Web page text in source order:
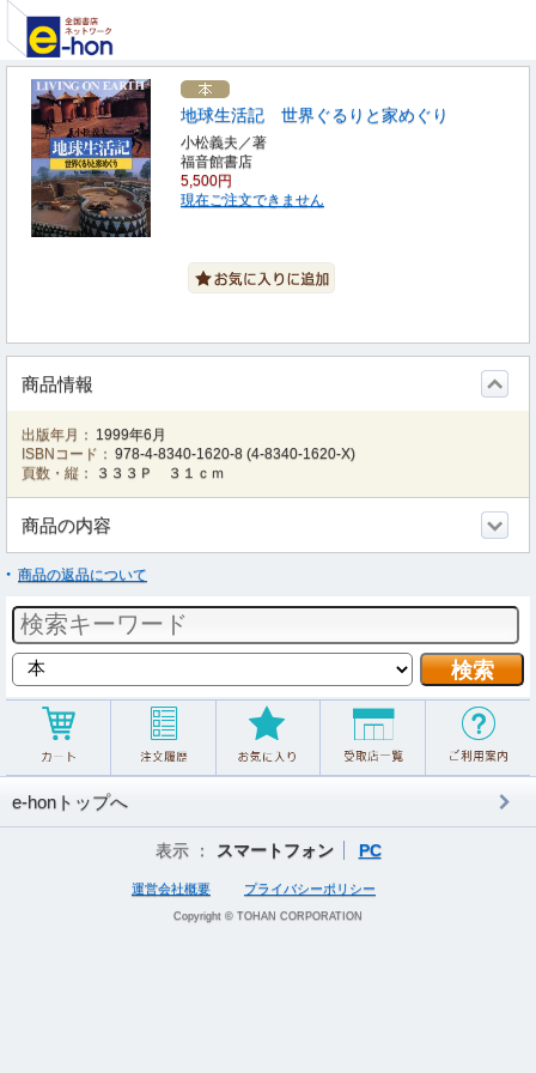
地球生活記 世界ぐるりと家めぐり
小松義夫／著
福音館書店
5,500円
現在ご注文できません
商品情報
出版年月： 1999年6月
ISBNコード： 978-4-8340-1620-8 (4-8340-1620-X)
頁数・縦：
３３３Ｐ ３１ｃｍ
商品の内容
商品の返品について
e-honトップへ
表示 ： スマートフォン PC
運営会社概要 プライバシーポリシー
Copyright © TOHAN CORPORATION